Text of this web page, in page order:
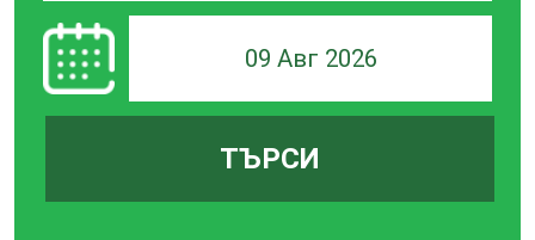
09 Авг 2026
ТЪРСИ